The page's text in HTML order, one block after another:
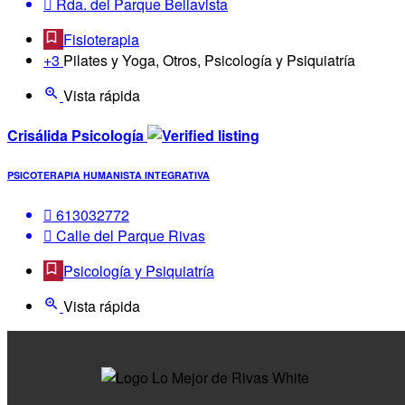
Fisioterapia
+3 Pilates y Yoga, Otros, Psicología y Psiquiatría
Vista rápida
Crisálida Psicología
PSICOTERAPIA HUMANISTA INTEGRATIVA
613032772
Calle del Parque Rivas
Psicología y Psiquiatría
Vista rápida